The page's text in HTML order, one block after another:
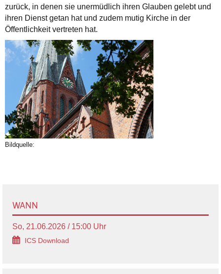
zurück, in denen sie unermüdlich ihren Glauben gelebt und
ihren Dienst getan hat und zudem mutig Kirche in der
Öffentlichkeit vertreten hat.
Bildquelle:
WANN
So, 21.06.2026 / 15:00 Uhr
ICS Download